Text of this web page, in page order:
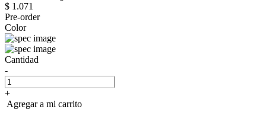
$ 1.071
Pre-order
Color
Cantidad
-
+
Agregar a mi carrito